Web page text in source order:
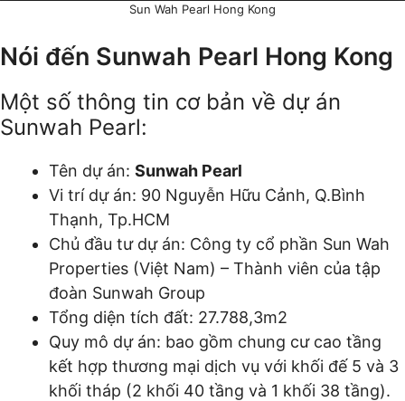
Sun Wah Pearl Hong Kong
Nói đến Sunwah Pearl Hong Kong
Một số thông tin cơ bản về dự án
Sunwah Pearl:
Tên dự án: Sunwah Pearl
Vi trí dự án: 90 Nguyễn Hữu Cảnh, Q.Bình
Thạnh, Tp.HCM
Chủ đầu tư dự án: Công ty cổ phần Sun Wah
Properties (Việt Nam) – Thành viên của tập
đoàn Sunwah Group
Tổng diện tích đất: 27.788,3m2
Quy mô dự án: bao gồm chung cư cao tầng
kết hợp thương mại dịch vụ với khối đế 5 và 3
khối tháp (2 khối 40 tầng và 1 khối 38 tầng).